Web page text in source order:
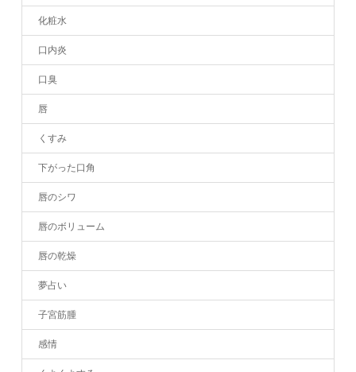
化粧水
口内炎
口臭
唇
くすみ
下がった口角
唇のシワ
唇のボリューム
唇の乾燥
夢占い
子宮筋腫
感情